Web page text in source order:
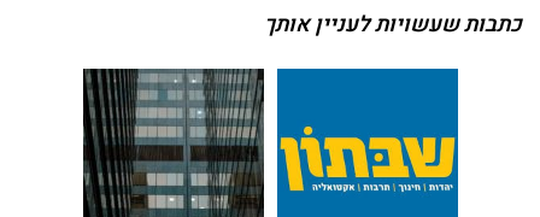
כתבות שעשויות לעניין אותך